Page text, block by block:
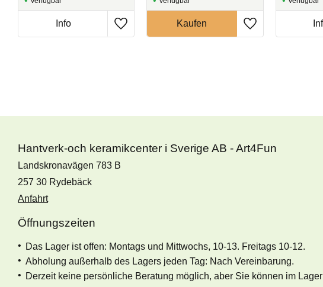
Hantverk-och keramikcenter i Sverige AB - Art4Fun
Landskronavägen 783 B
257 30 Rydebäck
Anfahrt
Öffnungszeiten
Das Lager ist offen: Montags und Mittwochs, 10-13. Freitags 10-12.
Abholung außerhalb des Lagers jeden Tag: Nach Vereinbarung.
Derzeit keine persönliche Beratung möglich, aber Sie können im Lager